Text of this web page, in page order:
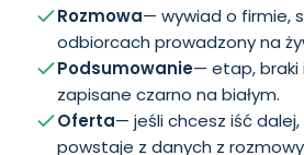
Rozmowa— wywiad o firmie,
odbiorcach prowadzony na
Podsumowanie— etap, braki
zapisane czarno na białym.
Oferta— jeśli chcesz iść dalej,
powstaje z danych z